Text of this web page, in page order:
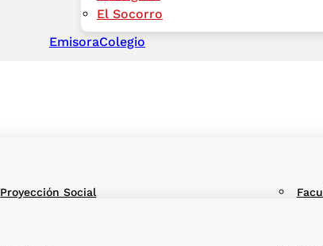
El Socorro
EmisoraColegio
Proyección Social